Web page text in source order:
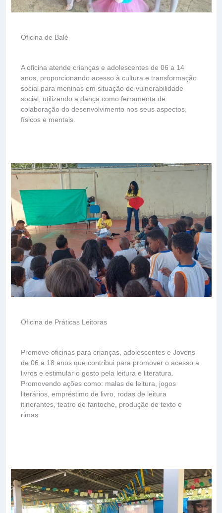
Oficina de Balé
A oficina atende crianças e adolescentes de 06 a 14
anos, proporcionando acesso à cultura e transformação
social para meninas em situação de vulnerabilidade
social, utilizando a dança como ferramenta de
colaboração do desenvolvimento nos seus aspectos,
físicos e mentais.
Oficina de Práticas Leitoras
Promove oficinas para crianças, adolescentes e Jovens
de 06 a 18 anos que contribui para promover o acesso a
livros e estimular o gosto pela leitura e literatura.
Promovendo ações como: malas de leitura, jogos
literários, empréstimo de livro, rodas de leitura
itinerantes, teatro de fantoche, produção de texto e
rimas.